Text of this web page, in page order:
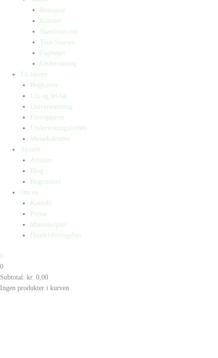
Romance
Krimier
Skønlitteratur
True Stories
Fagbøger
Undervisning
Til lærere
Bogkasser
Lix og let-tal
Universlæsning
Elevopgaver
Undervisningsforløb
Messekalender
Aktuelt
Artikler
Blog
Bogtrailere
Om os
Kontakt
Presse
Manuskripter
Handelsbetingelser
0
0
Subtotal: kr. 0,00
Ingen produkter i kurven